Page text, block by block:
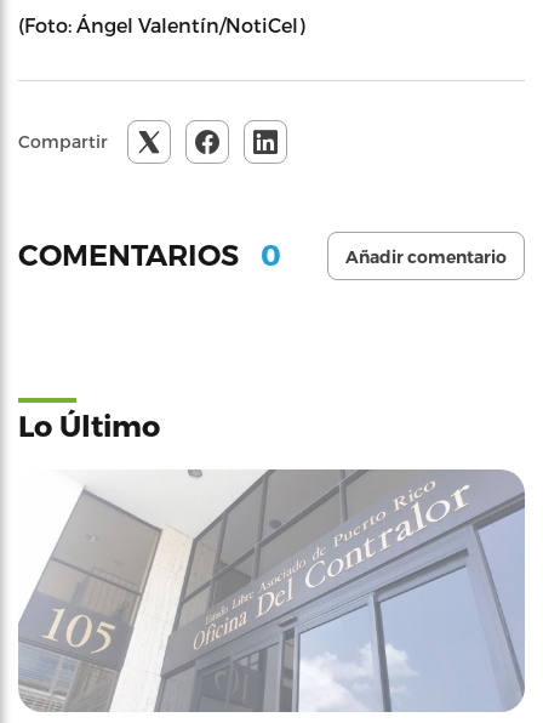
(Foto: Ángel Valentín/NotiCel)
Compartir
COMENTARIOS 0 Añadir comentario
Lo Último